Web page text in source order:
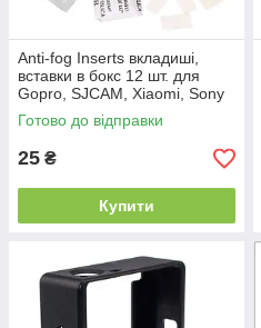
Anti-fog Inserts вкладиші,
вставки в бокс 12 шт. для
Gopro, SJCAM, Xiaomi, Sony
Готово до відправки
25 ₴
Купити